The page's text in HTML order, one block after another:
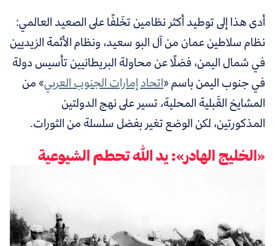
أدى هذا إلى توطيد أكثر نظامين تخَلفًا على الصعيد العالمي:
نظام سلاطين عمان من آل البو سعيد، ونظام الأئمة الزيديين
في شمال اليمن، فضلًا عن محاولة البريطانيين تأسيس دولة
في جنوب اليمن باسم«اتحاد إمارات الجنوب العربي»من
المشايخ القَبلية المحلية، تسير على نهج الدولتين
المذكورتين، لكن الوضع تغير بفضل سلسلة من الثورات.
«الخليج الهادر»: يد الله تحطم الشيوعية